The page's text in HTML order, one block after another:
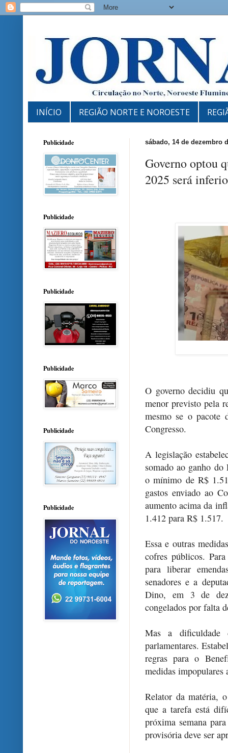
INÍCIO REGIÃO NORTE E NOROESTE
sábado, 14 de dezembro
Governo optou
2025 será
O governo decidiu
menor previsto pela
mesmo se o pacote
Congresso.
A legislação
somado ao ganho
o mínimo de R$
gastos enviado ao
aumento acima da
1.412 para R$ 1.517.
Essa e outras
cofres públicos.
para liberar
senadores e a
Dino, em 3 de
congelados por falta
Mas a
parlamentares.
regras para o
medidas impopulares
Relator da matéria,
que a tarefa está
próxima semana
provisória deve ser
Publicidade
Publicidade
Publicidade
Publicidade
Publicidade
Publicidade